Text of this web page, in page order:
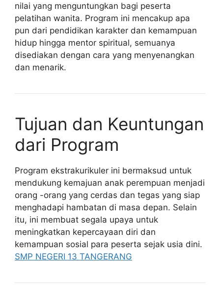
nilai yang menguntungkan bagi peserta
pelatihan wanita. Program ini mencakup apa
pun dari pendidikan karakter dan kemampuan
hidup hingga mentor spiritual, semuanya
disediakan dengan cara yang menyenangkan
dan menarik.
Tujuan dan Keuntungan
dari Program
Program ekstrakurikuler ini bermaksud untuk
mendukung kemajuan anak perempuan menjadi
orang -orang yang cerdas dan tegas yang siap
menghadapi hambatan di masa depan. Selain
itu, ini membuat segala upaya untuk
meningkatkan kepercayaan diri dan
kemampuan sosial para peserta sejak usia dini.
SMP NEGERI 13 TANGERANG